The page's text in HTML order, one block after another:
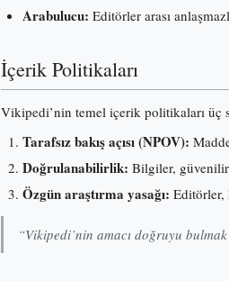
Arabulucu: Editörler arası
İçerik Politikaları
Vikipedi’nin temel içerik politikaları üç
Tarafsız bakış açısı (NPOV):
Doğrulanabilirlik: Bilgiler,
Özgün araştırma yasağı: Editörler,
“Vikipedi’nin amacı doğruyu